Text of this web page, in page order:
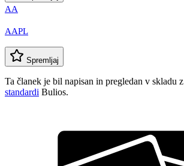
AA
AAPL
Spremljaj
Ta članek je bil napisan in pregledan v skladu z
standardi Bulios.